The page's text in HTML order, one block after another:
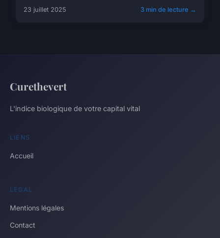
23 juillet 2025 3 min de lecture →
Curethevert
L'indice biologique de votre capital vital
LIENS
Accueil
LÉGAL
Mentions légales
Contact